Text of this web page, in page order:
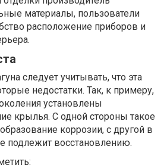
материалы, пользователи
расположение приборов и
следует учитывать, что эта
недостатки. Так, к примеру,
установлены
крылья. С одной стороны такое
коррозии, с другой в
подлежит восстановлению.